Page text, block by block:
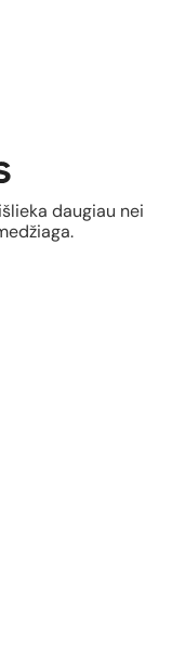
daugiau nei